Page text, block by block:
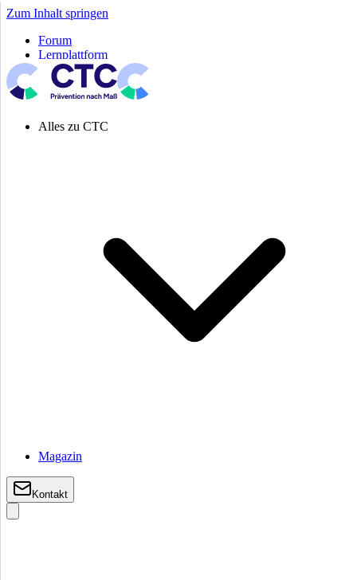
Zum Inhalt springen
Forum
Lernplattform
Pressespiegel
Newsletter
Systemeinstellung aktiv
Alles zu CTC
Magazin
Kontakt